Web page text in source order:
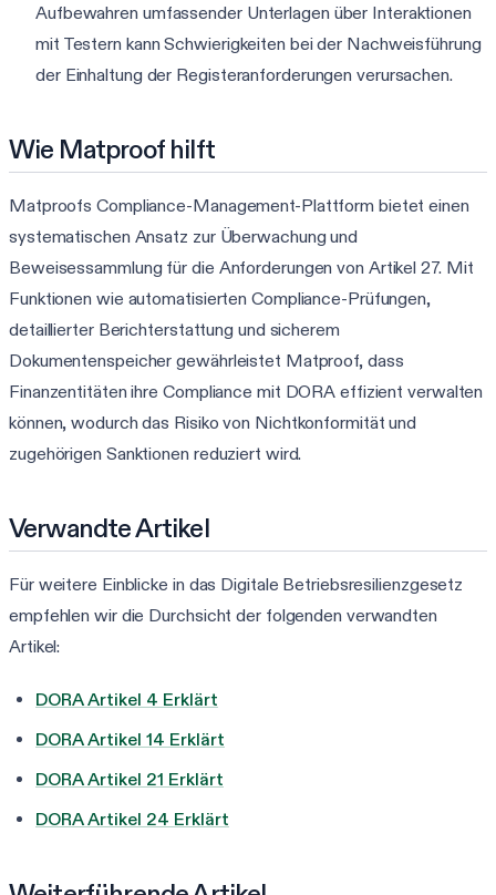
Aufbewahren umfassender Unterlagen über Interaktionen
mit Testern kann Schwierigkeiten bei der Nachweisführung
der Einhaltung der Registeranforderungen verursachen.
Wie Matproof hilft
Matproofs Compliance-Management-Plattform bietet einen
systematischen Ansatz zur Überwachung und
Beweisessammlung für die Anforderungen von Artikel 27. Mit
Funktionen wie automatisierten Compliance-Prüfungen,
detaillierter Berichterstattung und sicherem
Dokumentenspeicher gewährleistet Matproof, dass
Finanzentitäten ihre Compliance mit DORA effizient verwalten
können, wodurch das Risiko von Nichtkonformität und
zugehörigen Sanktionen reduziert wird.
Verwandte Artikel
Für weitere Einblicke in das Digitale Betriebsresilienzgesetz
empfehlen wir die Durchsicht der folgenden verwandten
Artikel:
DORA Artikel 4 Erklärt
DORA Artikel 14 Erklärt
DORA Artikel 21 Erklärt
DORA Artikel 24 Erklärt